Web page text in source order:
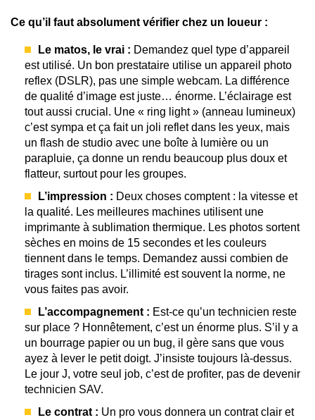
Ce qu’il faut absolument vérifier chez un loueur :
Le matos, le vrai : Demandez quel type d’appareil
est utilisé. Un bon prestataire utilise un appareil photo
reflex (DSLR), pas une simple webcam. La différence
de qualité d’image est juste… énorme. L’éclairage est
tout aussi crucial. Une « ring light » (anneau lumineux)
c’est sympa et ça fait un joli reflet dans les yeux, mais
un flash de studio avec une boîte à lumière ou un
parapluie, ça donne un rendu beaucoup plus doux et
flatteur, surtout pour les groupes.
L’impression : Deux choses comptent : la vitesse et
la qualité. Les meilleures machines utilisent une
imprimante à sublimation thermique. Les photos sortent
sèches en moins de 15 secondes et les couleurs
tiennent dans le temps. Demandez aussi combien de
tirages sont inclus. L’illimité est souvent la norme, ne
vous faites pas avoir.
L’accompagnement : Est-ce qu’un technicien reste
sur place ? Honnêtement, c’est un énorme plus. S’il y a
un bourrage papier ou un bug, il gère sans que vous
ayez à lever le petit doigt. J’insiste toujours là-dessus.
Le jour J, votre seul job, c’est de profiter, pas de devenir
technicien SAV.
Le contrat : Un pro vous donnera un contrat clair et